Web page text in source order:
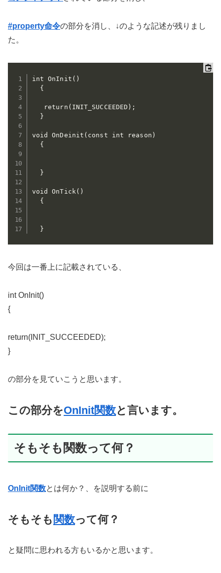
#property命令の部分を消し、↓のような記述が残りまし
た。
int OnInit()
  {
   return(INIT_SUCCEEDED);
  }
void OnDeinit(const int reason)
  {
  }
void OnTick()
  {
  }
今回は一番上に記載されている、
int OnInit()
{
return(INIT_SUCCEEDED);
}
の部分を見ていこうと思います。
この部分をOnInit関数と言います。
そもそも関数って何？
OnInit関数とは何か？、を説明する前に
そもそも 関数って何？
と疑問に思われる方もいるかと思います。